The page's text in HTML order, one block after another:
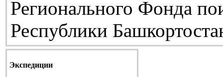
Регионального Фонда
Республики
Экспедиции